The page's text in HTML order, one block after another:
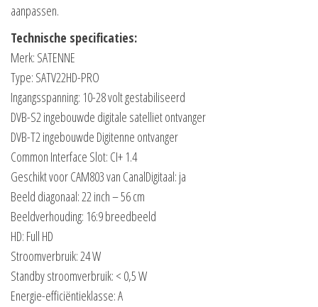
aanpassen.
Technische specificaties:
Merk: SATENNE
Type: SATV22HD-PRO
Ingangsspanning: 10-28 volt gestabiliseerd
DVB-S2 ingebouwde digitale satelliet ontvanger
DVB-T2 ingebouwde Digitenne ontvanger
Common Interface Slot: CI+ 1.4
Geschikt voor CAM803 van CanalDigitaal: ja
Beeld diagonaal: 22 inch – 56 cm
Beeldverhouding: 16:9 breedbeeld
HD: Full HD
Stroomverbruik: 24 W
Standby stroomverbruik: < 0,5 W
Energie-efficiëntieklasse: A